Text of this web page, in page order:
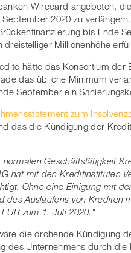
Wirecard angeboten,
2020 zu
bis Ende
Millionenhöhe
hätte das Konsortium der
das übliche Minimum
September ein
zum
das die Kündigung der
Geschäftstätigkeit
hat mit den Kreditinstituten
Ohne eine Einigung mit
des Auslaufens von Krediten
zum 1. Juli 2020."
die drohende Kündigung
des Unternehmens durch